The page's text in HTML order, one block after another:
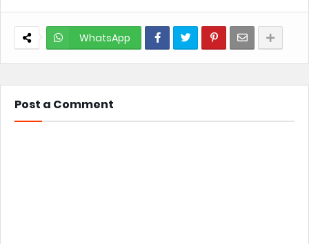
WhatsApp
Post a Comment